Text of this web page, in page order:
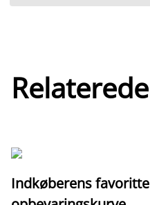
Indkøberens